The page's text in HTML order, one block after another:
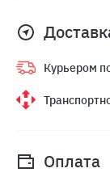
Курьером
Оплата